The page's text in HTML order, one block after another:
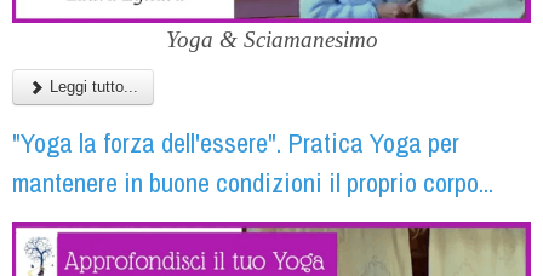
Yoga & Sciamanesimo
Leggi tutto...
"Yoga la forza dell'essere". Pratica Yoga per
mantenere in buone condizioni il proprio corpo...